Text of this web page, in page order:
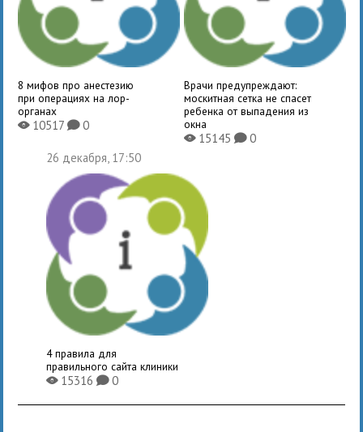
8 мифов про анестезию
при операциях на лор-
органах
X10517K0
Врачи предупреждают:
москитная сетка не спасет
ребенка от выпадения из
окна
X15145 K0
26 декабря, 17:50
4 правила для
правильного сайта клиники
X15316K0